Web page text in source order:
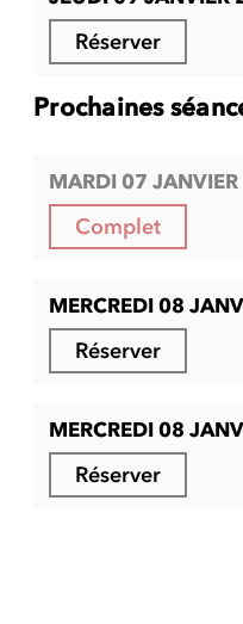
Réserver
Prochaines
MARDI 07
Complet
MERCREDI 08
Réserver
MERCREDI 08
Réserver